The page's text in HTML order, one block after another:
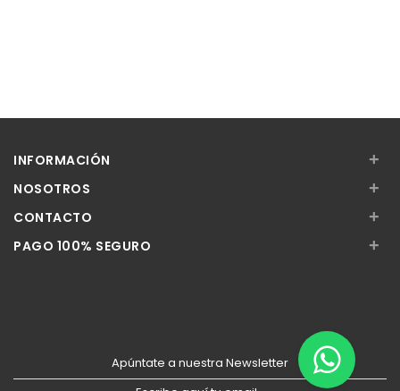
INFORMACIÓN +
NOSOTROS +
CONTACTO +
PAGO 100% SEGURO +
Apúntate a nuestra Newsletter